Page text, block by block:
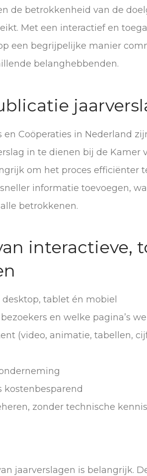
de betrokkenheid van de
Met een interactief en
een begrijpelijke manier
belanghebbenden.
en Coöperaties in Nederland
in te dienen bij de Kamer
om het proces efficiënter
informatie toevoegen,
betrokkenen.
interactieve,
tablet én mobiel
en welke pagina’s
(video, animatie, tabellen,
kostenbesparend
zonder technische kennis
jaarverslagen is belangrijk.